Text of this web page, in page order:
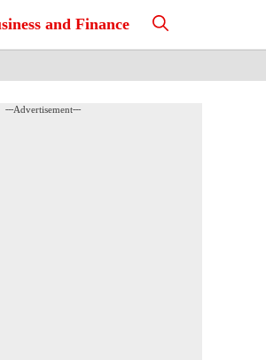
and Finance
---Advertisement---